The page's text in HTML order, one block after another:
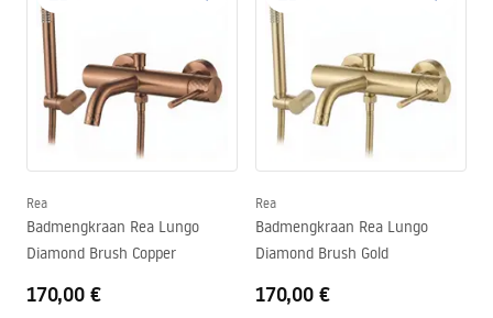
Rea
Badmengkraan Rea Lungo
Diamond Brush Copper
170,00 €
Rea
Badmengkraan Rea Lungo
Diamond Brush Gold
170,00 €